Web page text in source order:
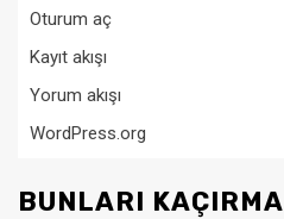
Oturum aç
Kayıt akışı
Yorum akışı
WordPress.org
BUNLARI KAÇIRMA